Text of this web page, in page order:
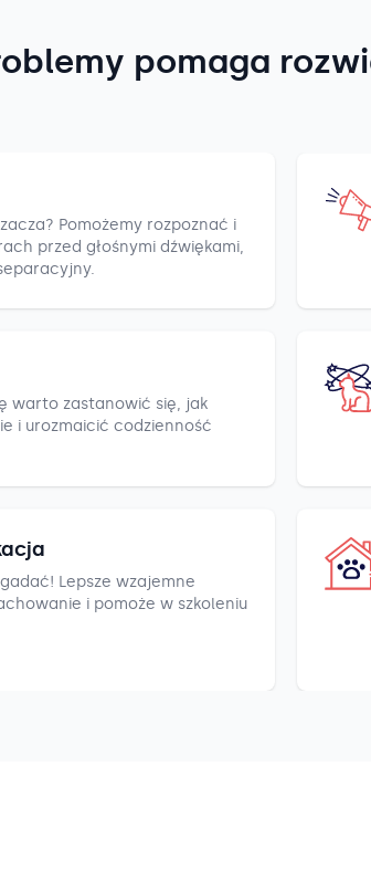
pomaga
Pomożemy rozpoznać i
przed głośnymi dźwiękami,
warto zastanowić się, jak
i urozmaicić codzienność
Lepsze wzajemne
i pomoże w szkoleniu